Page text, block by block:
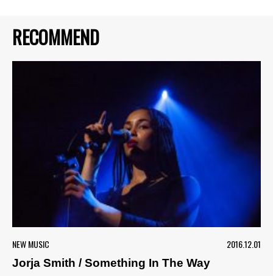
RECOMMEND
NEW MUSIC
2016.12.01
Jorja Smith / Something In The Way